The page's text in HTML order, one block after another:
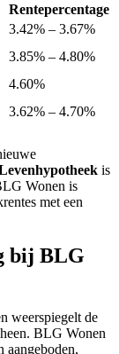
Rentepercentage
3.42% – 3.67%
3.85% – 4.80%
4.60%
3.62% – 4.70%
is
Wonen is
met een
bij BLG
weerspiegelt de
BLG Wonen
aangeboden,